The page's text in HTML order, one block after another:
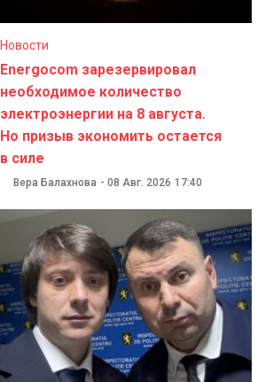
Новости
Energocom зарезервировал
необходимое количество
электроэнергии на 8 августа.
Но призыв экономить остается
в силе
Вера Балахнова - 08 Авг. 2026 17:40